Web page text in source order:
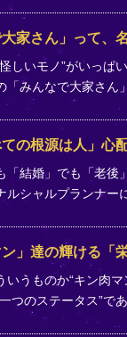
大家さん」って、
しいモノ”がいっぱ
「みんなで大家さん
の根源は人」心
「結婚」でも「老
ルシャルプランナー
ン」達の輝ける「
いうものか“キン肉
つのステータス”で